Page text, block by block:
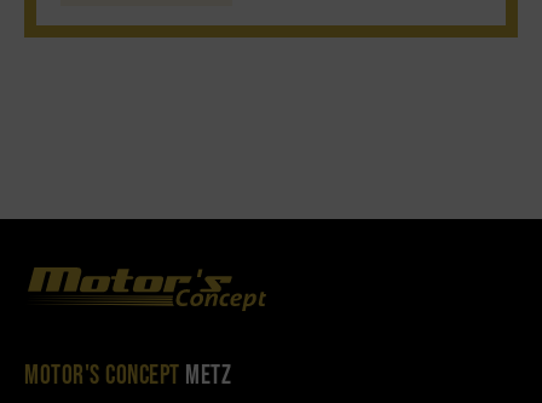
MOTOR'S CONCEPT METZ